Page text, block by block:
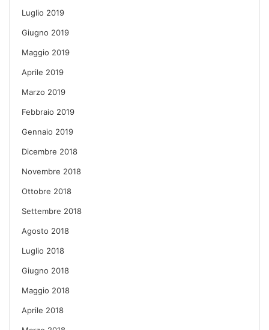
Luglio 2019
Giugno 2019
Maggio 2019
Aprile 2019
Marzo 2019
Febbraio 2019
Gennaio 2019
Dicembre 2018
Novembre 2018
Ottobre 2018
Settembre 2018
Agosto 2018
Luglio 2018
Giugno 2018
Maggio 2018
Aprile 2018